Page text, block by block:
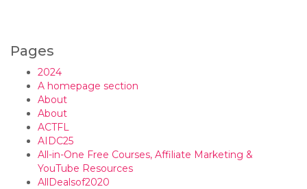
Pages
2024
A homepage section
About
About
ACTFL
AIDC25
All-in-One Free Courses, Affiliate Marketing &
YouTube Resources
AllDealsof2020